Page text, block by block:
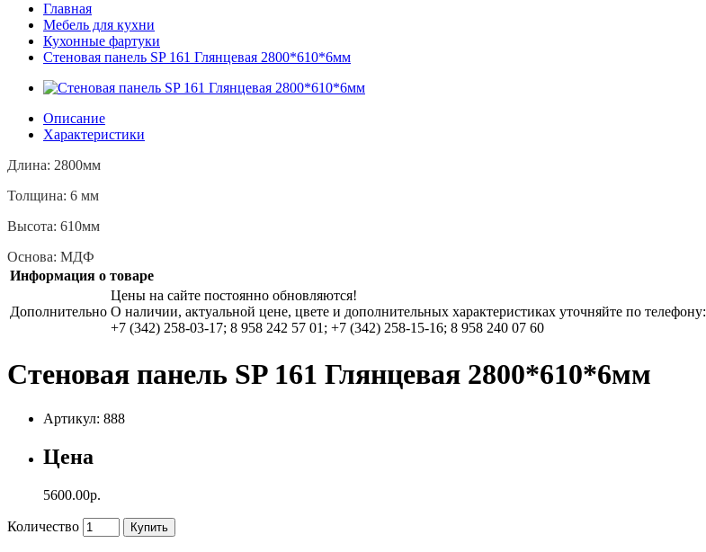
Главная
Мебель для кухни
Кухонные фартуки
Стеновая панель SP 161 Глянцевая 2800*610*6мм
Описание
Характеристики
Длина: 2800мм
Толщина: 6 мм
Высота: 610мм
Основа: МДФ
Информация о товаре
Дополнительно
Цены на сайте постоянно обновляются!
О наличии, актуальной цене, цвете и дополнительных характеристиках уточняйте по телефону:
+7 (342) 258-03-17; 8 958 242 57 01; +7 (342) 258-15-16; 8 958 240 07 60
Стеновая панель SP 161 Глянцевая 2800*610*6мм
Артикул: 888
Цена
5600.00р.
Количество Купить